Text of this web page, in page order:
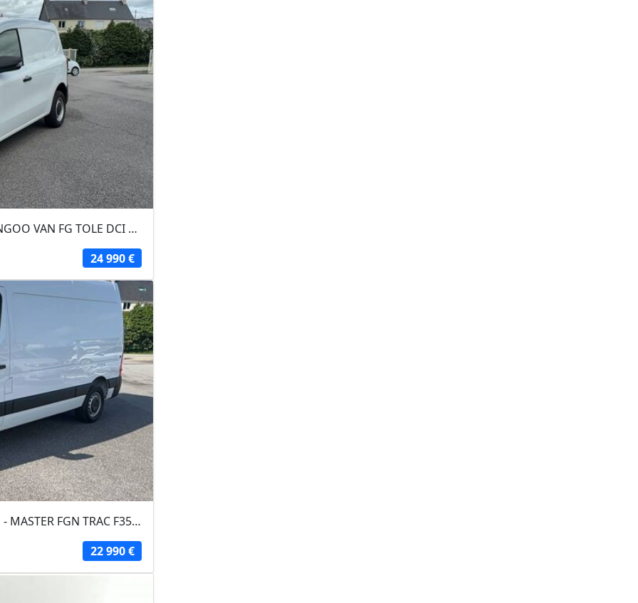
RENAULT KANGOO VAN 2026 - Blanc - KANGOO VAN FG TOLE DCI 95 L1 AUTO ADVANCE
24 990 €
RENAULT MASTER FOURGON 2024 - Blanc - MASTER FGN TRAC F3500 L2H2 BLUE DCI 135...
22 990 €